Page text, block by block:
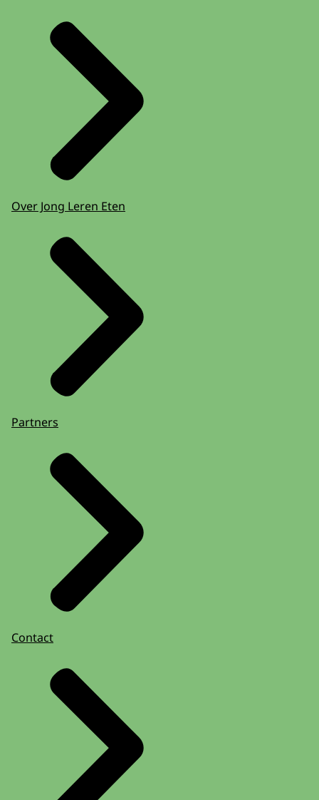
Over Jong Leren Eten
Partners
Contact